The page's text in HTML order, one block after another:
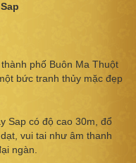
phố Buôn Ma Thuột
bức tranh thủy mặc đẹp
Sap có độ cao 30m, đổ
vui tai như âm thanh
ngàn.